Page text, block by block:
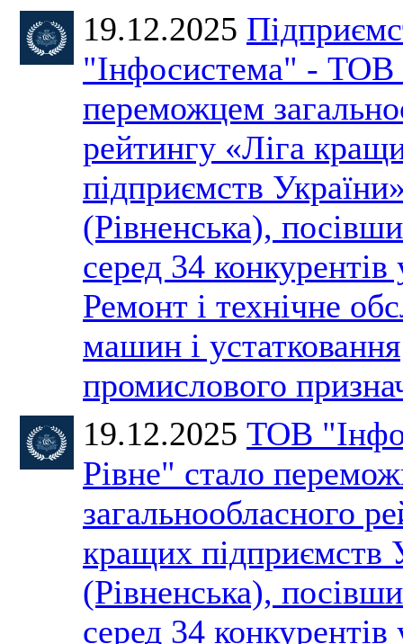
19.12.2025
"Інфосистема" - ТОВ
переможцем
рейтингу «Ліга
підприємств
(Рівненська),
серед 34 конкурентів
Ремонт і технічне
машин і устатковання
промислового
19.12.2025 ТОВ
Рівне" стало
загальнообласного
кращих підприємств
(Рівненська),
серед 34 конкурентів